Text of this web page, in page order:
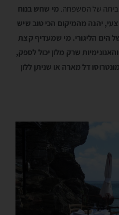
של המשפחה. מי שחש בנוח
יהנה מהמיקום הכי טוב שיש
הים הליגורי. מי שמעדיף קצת
שרק מלון יכול לספק,
דל מארה או שניתן ללון